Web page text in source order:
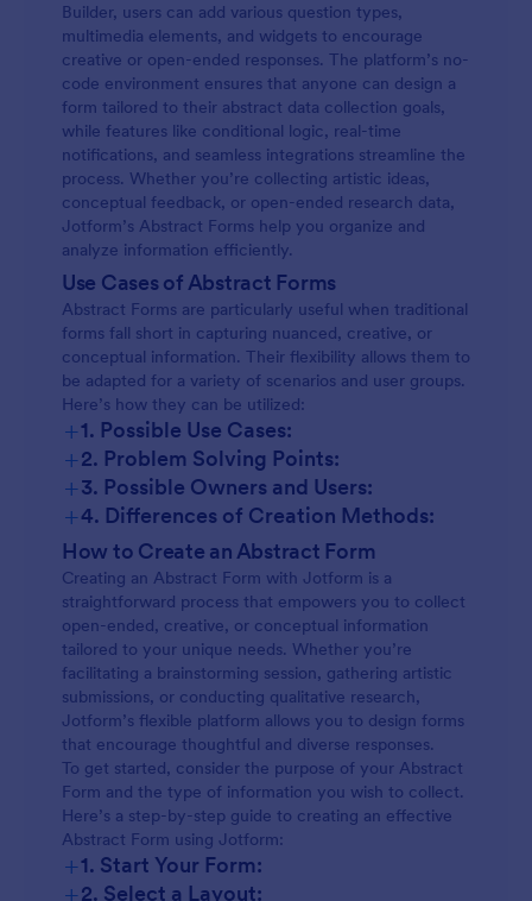
Builder, users can add various question types,
multimedia elements, and widgets to encourage
creative or open-ended responses. The platform’s no-
code environment ensures that anyone can design a
form tailored to their abstract data collection goals,
while features like conditional logic, real-time
notifications, and seamless integrations streamline the
process. Whether you’re collecting artistic ideas,
conceptual feedback, or open-ended research data,
Jotform’s Abstract Forms help you organize and
analyze information efficiently.
Use Cases of Abstract Forms
Abstract Forms are particularly useful when traditional
forms fall short in capturing nuanced, creative, or
conceptual information. Their flexibility allows them to
be adapted for a variety of scenarios and user groups.
Here’s how they can be utilized:
+1. Possible Use Cases:
+2. Problem Solving Points:
+3. Possible Owners and Users:
+4. Differences of Creation Methods:
Content and fields may vary widely:
How to Create an Abstract Form
Creating an Abstract Form with Jotform is a
straightforward process that empowers you to collect
open-ended, creative, or conceptual information
tailored to your unique needs. Whether you’re
facilitating a brainstorming session, gathering artistic
submissions, or conducting qualitative research,
Jotform’s flexible platform allows you to design forms
that encourage thoughtful and diverse responses.
To get started, consider the purpose of your Abstract
Form and the type of information you wish to collect.
Here’s a step-by-step guide to creating an effective
Abstract Form using Jotform:
+1. Start Your Form:
+2. Select a Layout: